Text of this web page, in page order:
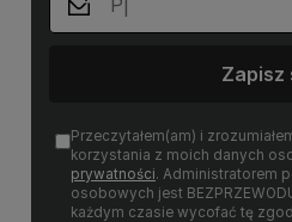
Zapisz
Przeczytałem(am) i
korzystania z moich danych
prywatności. Administratorem
osobowych jest
każdym czasie wycofać tę